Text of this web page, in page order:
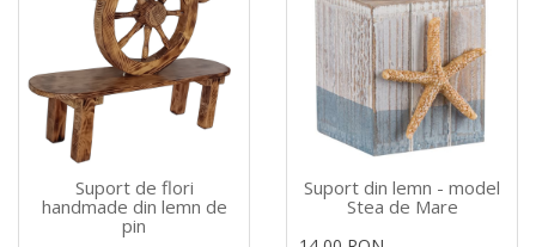
Suport de flori
handmade din lemn de
pin
Suport din lemn - model
Stea de Mare